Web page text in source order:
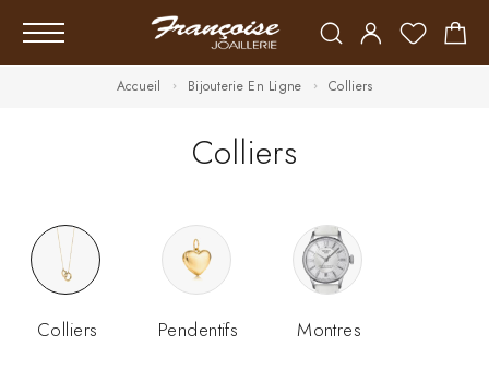
Accueil Bijouterie En Ligne Colliers
Colliers
Colliers Pendentifs Montres